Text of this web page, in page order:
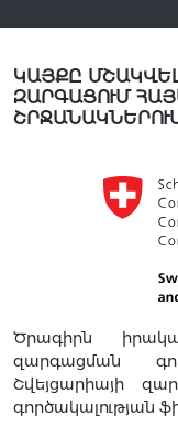
ԿԱՅՔԸ
ԶԱՐԳԱՑՈՒՄ
Ծրագիրն
զարգացման
Շվեյցարիայի
գործակալության